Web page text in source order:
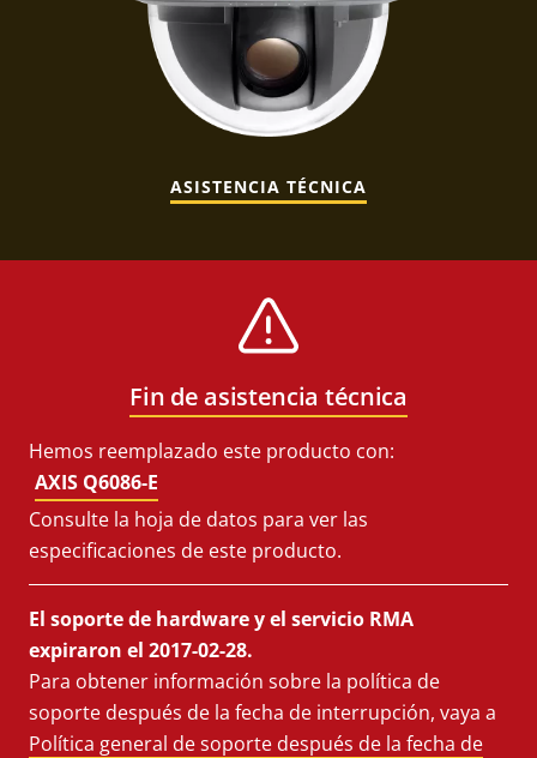
ASISTENCIA TÉCNICA
Fin de asistencia técnica
Hemos reemplazado este producto con:
AXIS Q6086-E
Consulte la hoja de datos para ver las
especificaciones de este producto.
El soporte de hardware y el servicio RMA
expiraron el 2017-02-28.
Para obtener información sobre la política de
soporte después de la fecha de interrupción, vaya a
Política general de soporte después de la fecha de